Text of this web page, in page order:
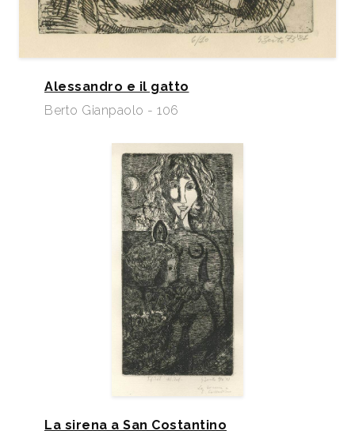
Alessandro e il gatto
Berto Gianpaolo - 106
La sirena a San Costantino